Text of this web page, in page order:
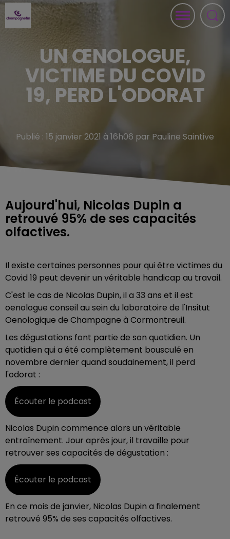
UN ŒNOLOGUE,
VICTIME DU COVID
19, PERD L'ODORAT
Publié : 15 janvier 2021 à 16h06 par Pauline Saintive
Aujourd'hui, Nicolas Dupin a
retrouvé 95% de ses capacités
olfactives.
Il existe certaines personnes pour qui être victimes du
Covid 19 peut devenir un véritable handicap au travail.
C'est le cas de Nicolas Dupin, il a 33 ans et il est
oenologue conseil au sein du laboratoire de l'Insitut
Oenologique de Champagne à Cormontreuil.
Les dégustations font partie de son quotidien. Un
quotidien qui a été complètement bousculé en
novembre dernier quand soudainement, il perd
l'odorat :
Écouter le podcast
Nicolas Dupin commence alors un véritable
entraînement. Jour après jour, il travaille pour
retrouver ses capacités de dégustation :
Écouter le podcast
En ce mois de janvier, Nicolas Dupin a finalement
retrouvé 95% de ses capacités olfactives.